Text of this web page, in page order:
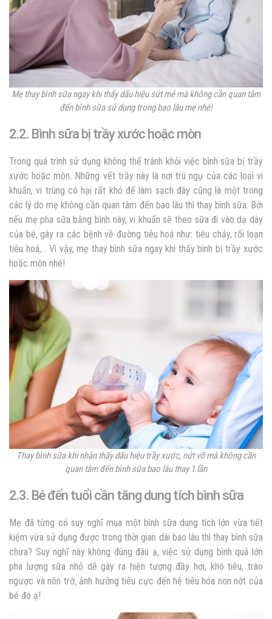
Mẹ thay bình sữa ngay khi thấy dấu hiệu sứt mẻ mà không cần quan tâm
đếnbình sữa sử dụng trong bao lâumẹ nhé!
2.2. Bình sữa bị trầy xước hoặc mòn
Trong quá trình sử dụng không thể tránh khỏi việc bình sữa bị trầy
xước hoặc mòn. Những vết trầy này là nơi trú ngụ của các loại vi
khuẩn, vi trùng có hại rất khó để làm sạch đây cũng là một trong
các lý do mẹ không cần quan tâm đến bao lâu thì thay bình sữa. Bởi
nếu mẹ pha sữa bằng bình này, vi khuẩn sẽ theo sữa đi vào dạ dày
của bé, gây ra các bệnh về đường tiêu hoá như: tiêu chảy, rối loạn
tiêu hoá,… Vì vậy, mẹ thay bình sữa ngay khi thấy bình bị trầy xước
hoặc mòn nhé!
Thay bình sữa khi nhận thấy dấu hiệu trầy xước, nứt vỡ mà không cần
quan tâm đếnbình sữa bao lâu thay 1 lần
2.3. Bé đến tuổi cần tăng dung tích bình sữa
Mẹ đã từng có suy nghĩ mua một bình sữa dung tích lớn vừa tiết
kiệm vừa sử dụng được trong thời gian dài bao lâu thì thay bình sữa
chưa? Suy nghĩ này không đúng đâu ạ, việc sử dụng bình quá lớn
pha lượng sữa nhỏ dễ gây ra hiện tượng đầy hơi, khó tiêu, trào
ngược và nôn trớ, ảnh hưởng tiêu cực đến hệ tiêu hóa non nớt của
bé đó ạ!